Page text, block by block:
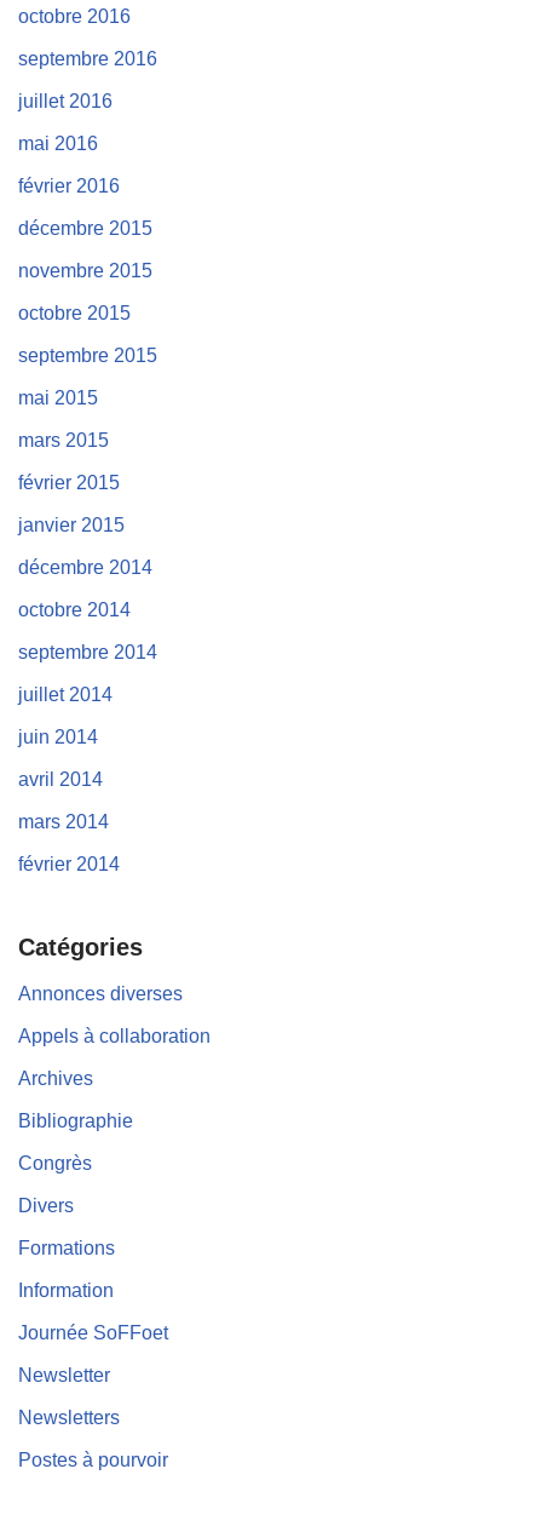
octobre 2016
septembre 2016
juillet 2016
mai 2016
février 2016
décembre 2015
novembre 2015
octobre 2015
septembre 2015
mai 2015
mars 2015
février 2015
janvier 2015
décembre 2014
octobre 2014
septembre 2014
juillet 2014
juin 2014
avril 2014
mars 2014
février 2014
Catégories
Annonces diverses
Appels à collaboration
Archives
Bibliographie
Congrès
Divers
Formations
Information
Journée SoFFoet
Newsletter
Newsletters
Postes à pourvoir